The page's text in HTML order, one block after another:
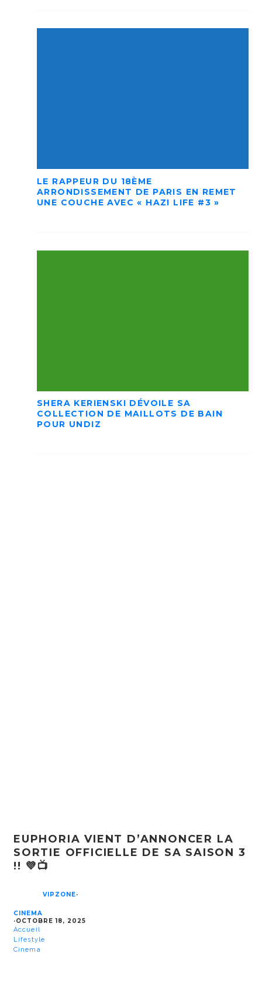
LE RAPPEUR DU 18ÈME
ARRONDISSEMENT DE PARIS EN REMET
UNE COUCHE AVEC « HAZI LIFE #3 »
SHERA KERIENSKI DÉVOILE SA
COLLECTION DE MAILLOTS DE BAIN
POUR UNDIZ
EUPHORIA VIENT D’ANNONCER LA
SORTIE OFFICIELLE DE SA SAISON 3
!! 💜📺
VIPZONE·
CINEMA
·OCTOBRE 18, 2025
Accueil
Lifestyle
Cinema